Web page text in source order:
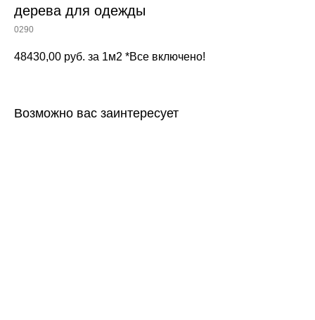
дерева для одежды
0290
48430,00 руб. за 1м2 *Все включено!
Возможно вас заинтересует